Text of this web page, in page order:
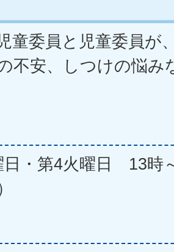
童委員と児童委員が
不安、しつけの悩み
日・第4火曜日 13時